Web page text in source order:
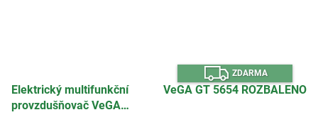
Elektrický multifunkční
provzdušňovač VeGA
Z
D
A
ZDARMA
VeGA GT 5654 ROZBALENO